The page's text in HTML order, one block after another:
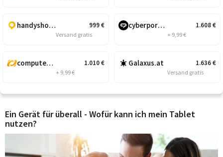
999€
handyshop.cc
Versand gratis
1.010€
computeruniverse.net
+ 9,99 €
1.608€
cyberport.at
+ 9,99 €
1.636€
Galaxus.at
Versand gratis
Ein Gerät für überall - Wofür kann ich mein Tablet
nutzen?